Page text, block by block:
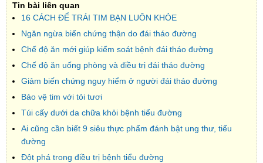
Tin bài liên quan
16 CÁCH ĐỂ TRÁI TIM BẠN LUÔN KHỎE
Ngăn ngừa biến chứng thận do đái tháo đường
Chế độ ăn mới giúp kiểm soát bệnh đái tháo đường
Chế độ ăn uống phòng và điều trị đái tháo đường
Giảm biến chứng nguy hiểm ở người đái tháo đường
Bảo vệ tim với tỏi tươi
Túi cấy dưới da chữa khỏi bệnh tiểu đường
Ai cũng cần biết 9 siêu thực phẩm đánh bật ung thư, tiểu
đường
Ðột phá trong điều trị bệnh tiểu đường